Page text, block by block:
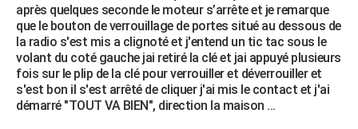
après quelques seconde le moteur s’arrête et je remarque
que le bouton de verrouillage de portes situé au dessous de
la radio s'est mis a clignoté et j'entend un tic tac sous le
volant du coté gauche jai retiré la clé et jai appuyé plusieurs
fois sur le plip de la clé pour verrouiller et déverrouiller et
s'est bon il s'est arrêté de cliquer j'ai mis le contact et j'ai
démarré "TOUT VA BIEN", direction la maison ...